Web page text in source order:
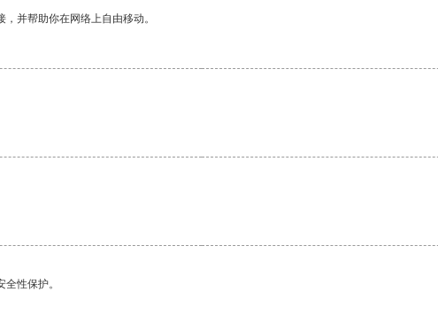
并帮助你在网络上自由移动。
性保护。